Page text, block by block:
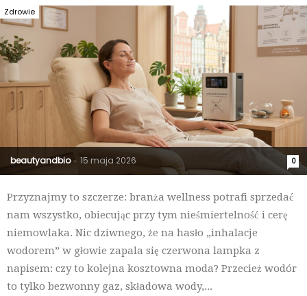
beautyandbio - 15 maja 2026 0
Zdrowie
Przyznajmy to szczerze: branża wellness potrafi sprzedać
nam wszystko, obiecując przy tym nieśmiertelność i cerę
niemowlaka. Nic dziwnego, że na hasło „inhalacje
wodorem” w głowie zapala się czerwona lampka z
napisem: czy to kolejna kosztowna moda? Przecież wodór
to tylko bezwonny gaz, składowa wody,...